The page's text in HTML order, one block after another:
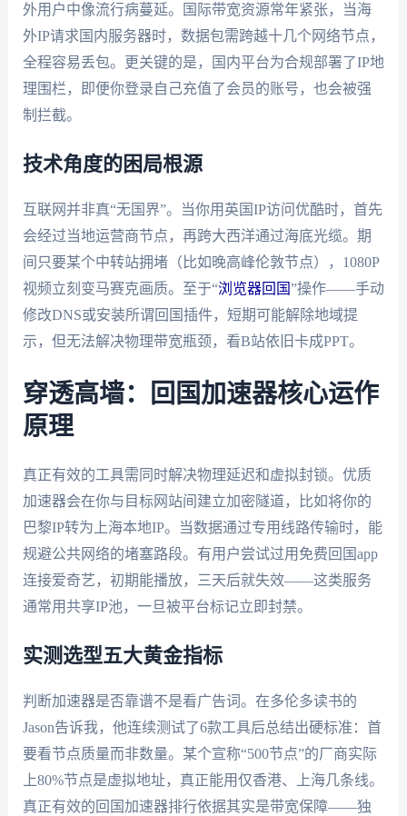
外用户中像流行病蔓延。国际带宽资源常年紧张，当海
外IP请求国内服务器时，数据包需跨越十几个网络节点，
全程容易丢包。更关键的是，国内平台为合规部署了IP地
理围栏，即便你登录自己充值了会员的账号，也会被强
制拦截。
技术角度的困局根源
互联网并非真“无国界”。当你用英国IP访问优酷时，首先
会经过当地运营商节点，再跨大西洋通过海底光缆。期
间只要某个中转站拥堵（比如晚高峰伦敦节点），1080P
视频立刻变马赛克画质。至于“浏览器回国”操作——手动
修改DNS或安装所谓回国插件，短期可能解除地域提
示，但无法解决物理带宽瓶颈，看B站依旧卡成PPT。
穿透高墙：回国加速器核心运作
原理
真正有效的工具需同时解决物理延迟和虚拟封锁。优质
加速器会在你与目标网站间建立加密隧道，比如将你的
巴黎IP转为上海本地IP。当数据通过专用线路传输时，能
规避公共网络的堵塞路段。有用户尝试过用免费回国app
连接爱奇艺，初期能播放，三天后就失效——这类服务
通常用共享IP池，一旦被平台标记立即封禁。
实测选型五大黄金指标
判断加速器是否靠谱不是看广告词。在多伦多读书的
Jason告诉我，他连续测试了6款工具后总结出硬标准：首
要看节点质量而非数量。某个宣称“500节点”的厂商实际
上80%节点是虚拟地址，真正能用仅香港、上海几条线。
真正有效的回国加速器排行依据其实是带宽保障——独